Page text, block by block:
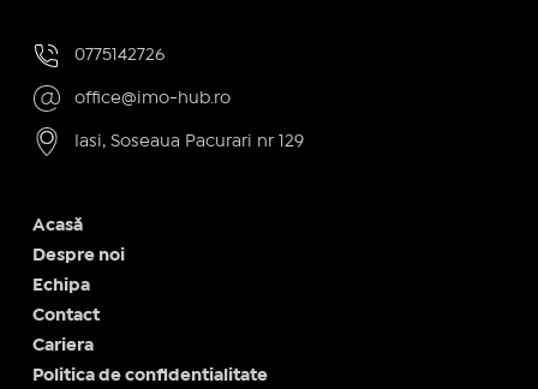
0775142726
office@imo-hub.ro
Iasi, Soseaua Pacurari nr 129
Acasă
Despre noi
Echipa
Contact
Cariera
Politica de confidentialitate